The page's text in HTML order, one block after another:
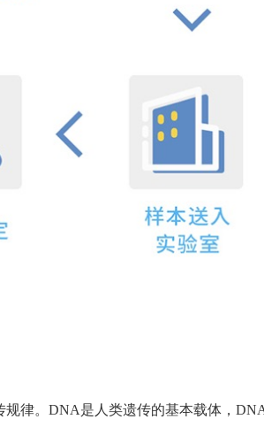
律。DNA是人类遗传的基本载体，